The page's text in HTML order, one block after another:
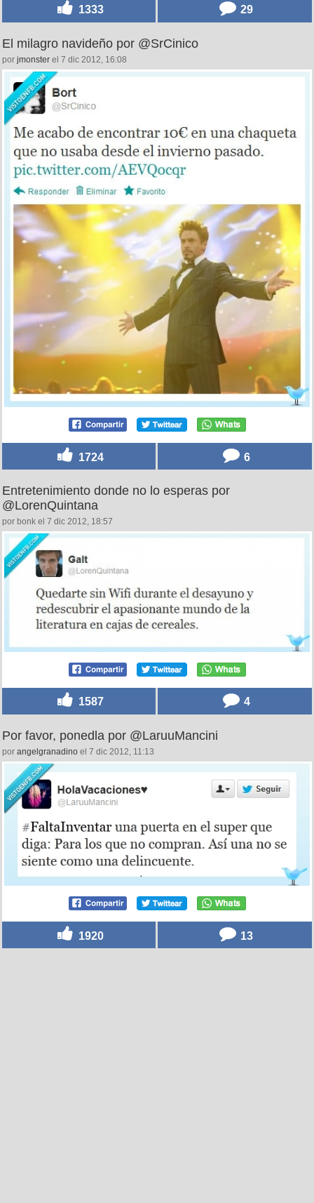
1333 29
El milagro navideño por @SrCinico
por jmonster el 7 dic 2012, 16:08
1724 6
Entretenimiento donde no lo esperas por
@LorenQuintana
por bonk el 7 dic 2012, 18:57
1587 4
Por favor, ponedla por @LaruuMancini
por angelgranadino el 7 dic 2012, 11:13
1920 13